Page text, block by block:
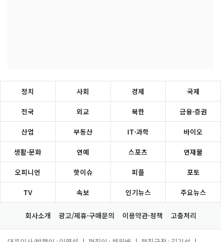
정치 사회 경제 국제
전국 외교 북한 금융·증권
산업 부동산 IT·과학 바이오
생활·문화 연예 스포츠 연재물
오피니언 핫이슈 피플 포토
TV 속보 인기뉴스 주요뉴스
회사소개 광고/제휴·구매문의 이용약관·정책 고충처리